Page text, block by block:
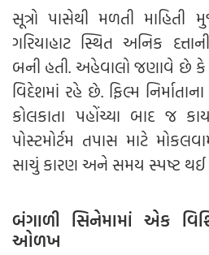
સૂત્રો પાસેથી મળતી
ગરિયાહાટ સ્થિત અનિક
બની હતી. અહેવાલો જણાવે છે કે
વિદેશમાં રહે છે. ફિલ્મ
કોલકાતા પહોંચ્યા બાદ જ
પોસ્ટમોર્ટમ તપાસ માટે
સાચું કારણ અને સમય સ્પષ્ટ
બંગાળી સિનેમામાં એક
ઓળખ